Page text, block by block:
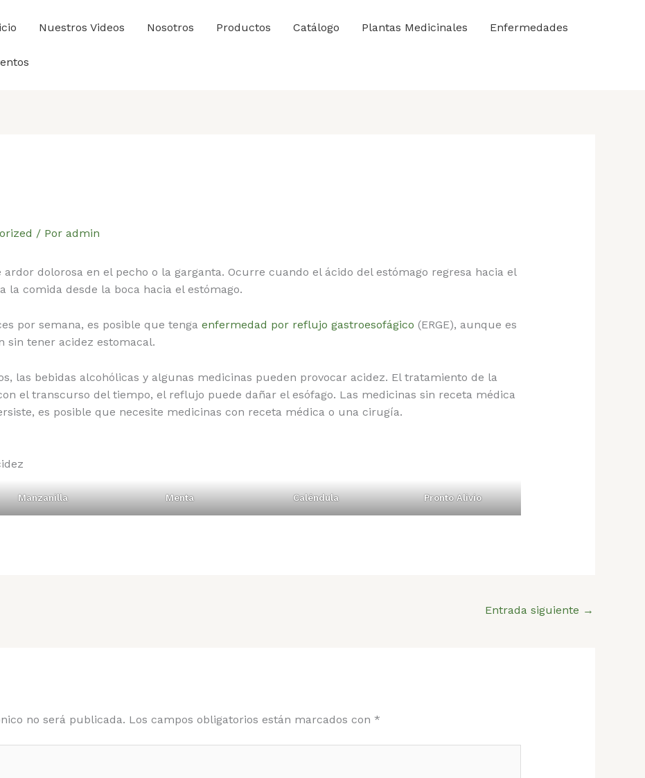
Nuestros Videos Nosotros Productos Catálogo Plantas Medicinales Enfermedades
/ Por admin
ardor dolorosa en el pecho o la garganta. Ocurre cuando el ácido del estómago regresa hacia el
la comida desde la boca hacia el estómago.
por semana, es posible que tenga enfermedad por reflujo gastroesofágico (ERGE), aunque es
sin tener acidez estomacal.
las bebidas alcohólicas y algunas medicinas pueden provocar acidez. El tratamiento de la
el transcurso del tiempo, el reflujo puede dañar el esófago. Las medicinas sin receta médica
es posible que necesite medicinas con receta médica o una cirugía.
Manzanilla Menta Caléndula Pronto Alivio
Entrada siguiente →
no será publicada. Los campos obligatorios están marcados con *